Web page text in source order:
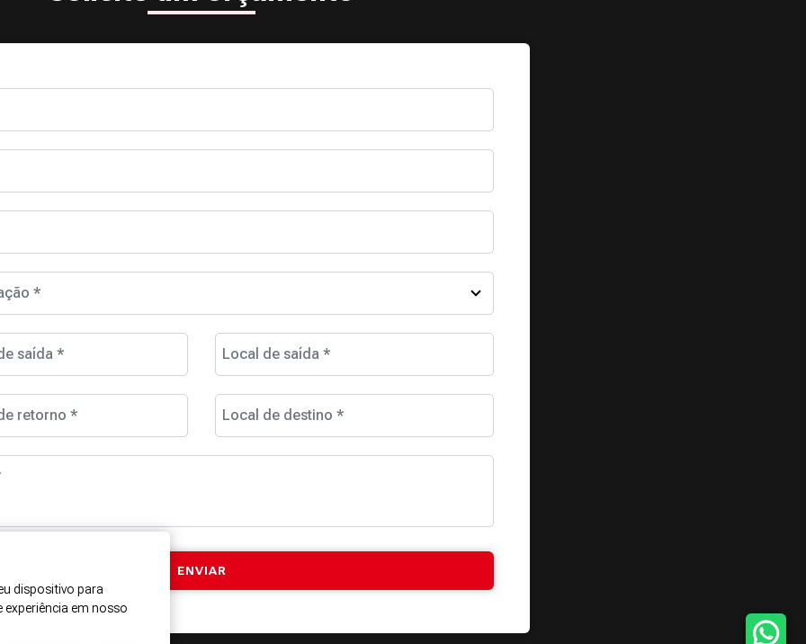
*
saída * Local de saída *
retorno * Local de destino *
dispositivo para
em nosso